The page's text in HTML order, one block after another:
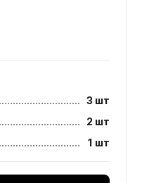
3 шт
2 шт
1 шт